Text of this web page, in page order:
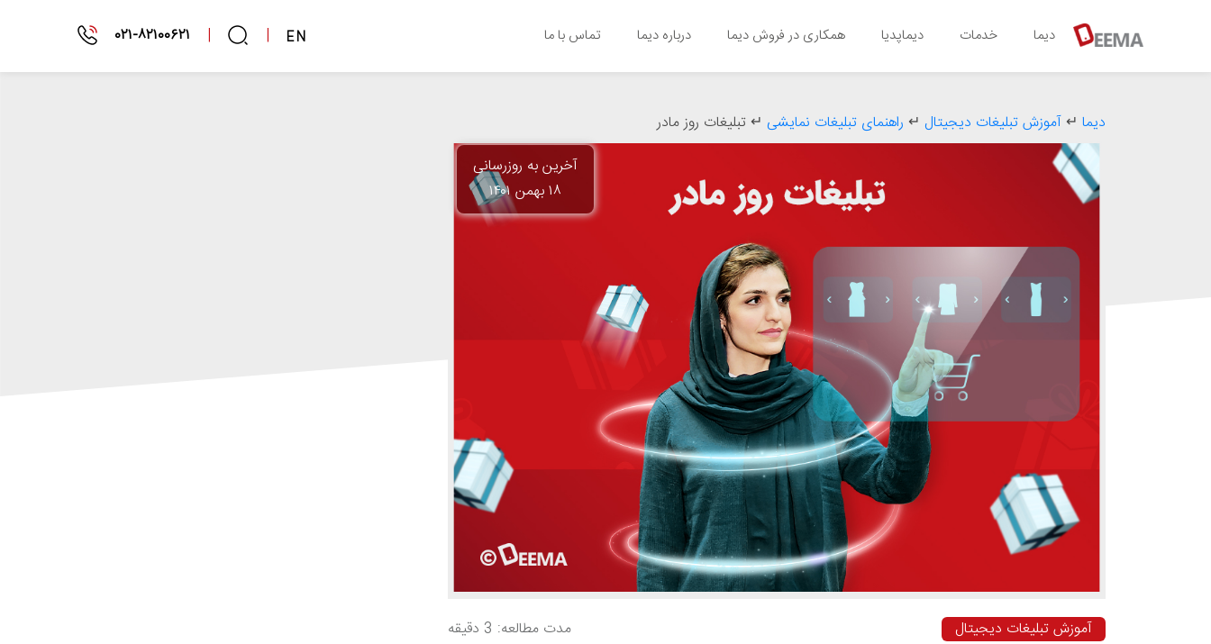
دیما خدمات دیماپدیا همکاری در فروش دیما درباره دیما تماس با ما EN
|
| ۰۲۱-۸۲۱۰۰۶۲۱
دیما ↵ آموزش تبلیغات دیجیتال ↵ راهنمای تبلیغات نمایشی ↵ تبلیغات روز مادر
آخرین به روزرسانی
۱۸ بهمن ۱۴۰۱
آموزش تبلیغات دیجیتال مدت مطالعه: 3 دقیقه